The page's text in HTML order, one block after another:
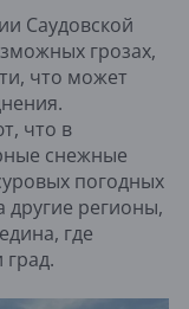
Саудовской
грозах,
что может
что в
снежные
погодных
другие регионы,
где